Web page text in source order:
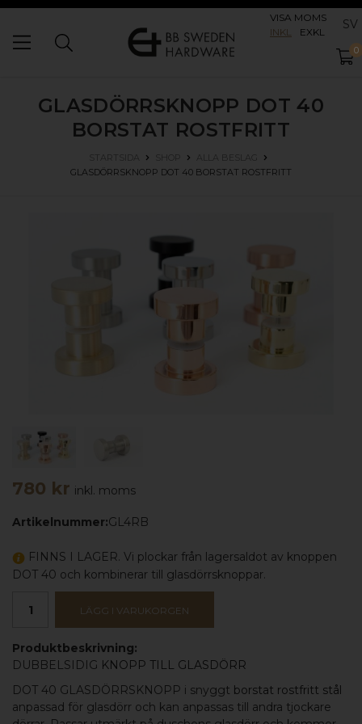
VISA MOMS
INKL
EXKL SV
0
GLASDÖRRSKNOPP DOT 40
BORSTAT ROSTFRITT
STARTSIDA SHOP
ALLA BESLAG
GLASDÖRRSKNOPP DOT 40 BORSTAT ROSTFRITT
780 kr inkl. moms
Artikelnummer:GL4RB
FINNS I LAGER. Vi plockar från lagersaldot av knoppen
DOT 40 och kombinerar till glasdörrsknoppar.
LÄGG I VARUKORGEN
Produktbeskrivning:
DUBBELSIDIG KNOPP TILL GLASDÖRR
DOT 40 GLASDÖRRSKNOPP i snyggt borstat rostfritt stål
anpassad för glasdörr och kan anpassas till andra tjockare